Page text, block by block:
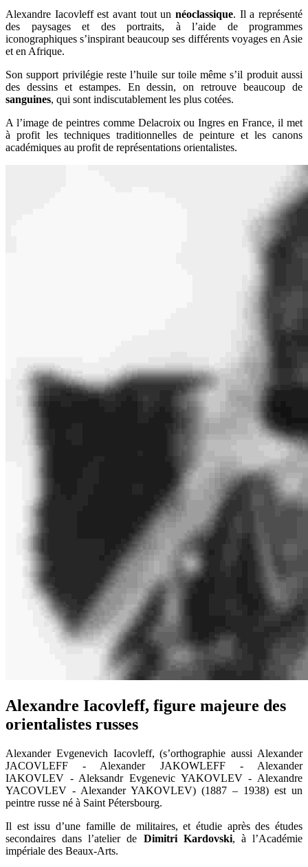
Alexandre Iacovleff est avant tout un néoclassique. Il a représenté
des paysages et des portraits, à l’aide de programmes
iconographiques s’inspirant beaucoup ses différents voyages en Asie
et en Afrique.
Son support privilégie reste l’huile sur toile même s’il produit aussi
des dessins et estampes. En dessin, on retrouve beaucoup de
sanguines, qui sont indiscutablement les plus cotées.
A l’image de peintres comme Delacroix ou Ingres en France, il met
à profit les techniques traditionnelles de peinture et les canons
académiques au profit de représentations orientalistes.
Alexandre Iacovleff, figure majeure des
orientalistes russes
Alexander Evgenevich Iacovleff, (s’orthographie aussi Alexander
JACOVLEFF - Alexander JAKOWLEFF - Alexander
IAKOVLEV - Aleksandr Evgenevic YAKOVLEV - Alexandre
YACOVLEV - Alexander YAKOVLEV) (1887 – 1938) est un
peintre russe né à Saint Pétersbourg.
Il est issu d’une famille de militaires, et étudie après des études
secondaires dans l’atelier de Dimitri Kardovski, à l’Académie
impériale des Beaux-Arts.